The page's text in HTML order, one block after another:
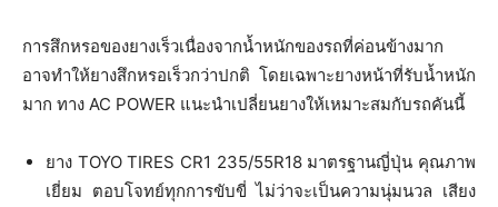
การสึกหรอของยางเร็วเนื่องจากน้ำหนักของรถที่ค่อนข้างมาก
อาจทำให้ยางสึกหรอเร็วกว่าปกติ โดยเฉพาะยางหน้าที่รับน้ำหนัก
มาก ทาง AC POWER แนะนำเปลี่ยนยางให้เหมาะสมกับรถคันนี้
ยาง TOYO TIRES CR1 235/55R18 มาตรฐานญี่ปุ่น คุณภาพ
เยี่ยม ตอบโจทย์ทุกการขับขี่ ไม่ว่าจะเป็นความนุ่มนวล เสียง